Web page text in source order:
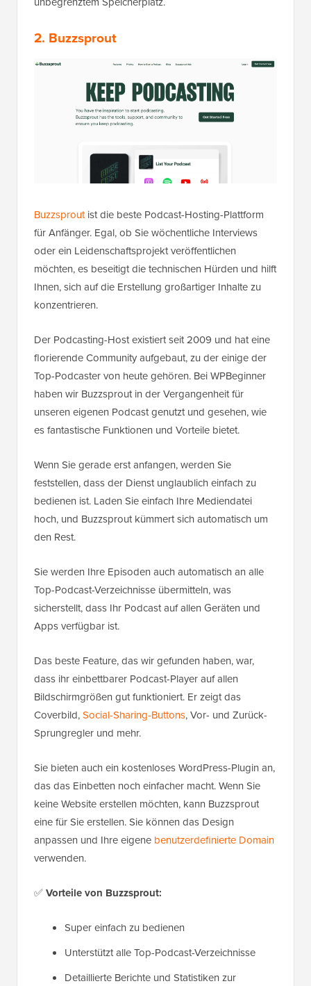
2. Buzzsprout
Buzzsproutist die beste Podcast-Hosting-Plattform
für Anfänger. Egal, ob Sie wöchentliche Interviews
oder ein Leidenschaftsprojekt veröffentlichen
möchten, es beseitigt die technischen Hürden und hilft
Ihnen, sich auf die Erstellung großartiger Inhalte zu
konzentrieren.
Der Podcasting-Host existiert seit 2009 und hat eine
florierende Community aufgebaut, zu der einige der
Top-Podcaster von heute gehören. Bei WPBeginner
haben wir Buzzsprout in der Vergangenheit für
unseren eigenen Podcast genutzt und gesehen, wie
es fantastische Funktionen und Vorteile bietet.
Wenn Sie gerade erst anfangen, werden Sie
feststellen, dass der Dienst unglaublich einfach zu
bedienen ist. Laden Sie einfach Ihre Mediendatei
hoch, und Buzzsprout kümmert sich automatisch um
den Rest.
Sie werden Ihre Episoden auch automatisch an alle
Top-Podcast-Verzeichnisse übermitteln, was
sicherstellt, dass Ihr Podcast auf allen Geräten und
Apps verfügbar ist.
Das beste Feature, das wir gefunden haben, war,
dass ihr einbettbarer Podcast-Player auf allen
Bildschirmgrößen gut funktioniert. Er zeigt das
Coverbild,Social-Sharing-Buttons, Vor- und Zurück-
Sprungregler und mehr.
Sie bieten auch ein kostenloses WordPress-Plugin an,
das das Einbetten noch einfacher macht. Wenn Sie
keine Website erstellen möchten, kann Buzzsprout
eine für Sie erstellen. Sie können das Design
anpassen und Ihre eigene benutzerdefinierte Domain
verwenden.
✅Vorteile von Buzzsprout:
Super einfach zu bedienen
Unterstützt alle Top-Podcast-Verzeichnisse
Detaillierte Berichte und Statistiken zur